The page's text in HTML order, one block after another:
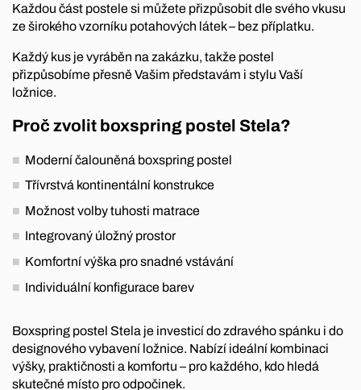
Každou část postele si můžete přizpůsobit dle svého vkusu
ze širokého vzorníku potahových látek – bez příplatku.
Každý kus je vyráběn na zakázku, takže postel
přizpůsobíme přesně Vašim představám i stylu Vaší
ložnice.
Proč zvolit boxspring postel Stela?
Moderní čalouněná boxspring postel
Třívrstvá kontinentální konstrukce
Možnost volby tuhosti matrace
Integrovaný úložný prostor
Komfortní výška pro snadné vstávání
Individuální konfigurace barev
Boxspring postel Stela je investicí do zdravého spánku i do
designového vybavení ložnice. Nabízí ideální kombinaci
výšky, praktičnosti a komfortu – pro každého, kdo hledá
skutečné místo pro odpočinek.